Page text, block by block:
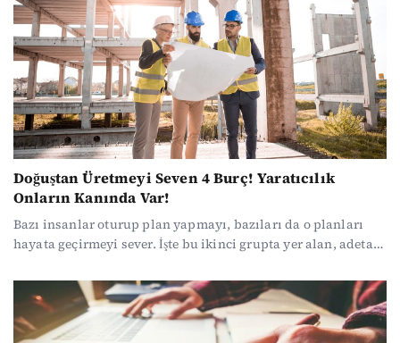
Doğuştan Üretmeyi Seven 4 Burç! Yaratıcılık
Onların Kanında Var!
Bazı insanlar oturup plan yapmayı, bazıları da o planları
hayata geçirmeyi sever. İşte bu ikinci grupta yer alan, adeta